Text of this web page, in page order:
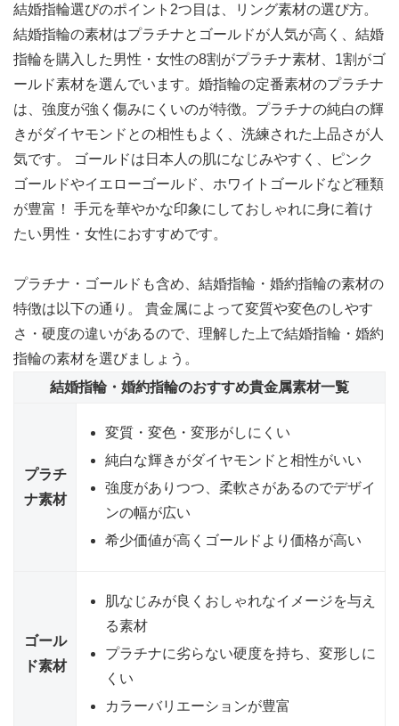
結婚指輪選びのポイント2つ目は、リング素材の選び方。
結婚指輪の素材はプラチナとゴールドが人気が高く、結婚
指輪を購入した男性・女性の8割がプラチナ素材、1割がゴ
ールド素材を選んでいます。 婚指輪の定番素材のプラチナ
は、強度が強く傷みにくいのが特徴。プラチナの純白の輝
きがダイヤモンドとの相性もよく、洗練された上品さが人
気です。 ゴールドは日本人の肌になじみやすく、ピンク
ゴールドやイエローゴールド、ホワイトゴールドなど種類
が豊富！ 手元を華やかな印象にしておしゃれに身に着け
たい男性・女性におすすめです。
プラチナ・ゴールドも含め、結婚指輪・婚約指輪の素材の
特徴は以下の通り。 貴金属によって変質や変色のしやす
さ・硬度の違いがあるので、理解した上で結婚指輪・婚約
指輪の素材を選びましょう。
結婚指輪・婚約指輪のおすすめ貴金属素材一覧
プラチ
ナ素材
変質・変色・変形がしにくい
純白な輝きがダイヤモンドと相性がいい
強度がありつつ、柔軟さがあるのでデザイ
ンの幅が広い
希少価値が高くゴールドより価格が高い
ゴール
ド素材
肌なじみが良くおしゃれなイメージを与え
る素材
プラチナに劣らない硬度を持ち、変形しに
くい
カラーバリエーションが豊富